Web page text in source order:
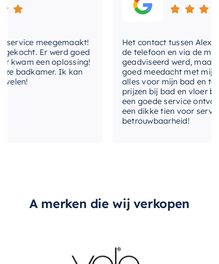
meegemaakt!
Er werd goed
een oplossing!
badkamer. Ik kan
Het contact tussen Alex en
de telefoon en via de mail,
geadviseerd werd, maar
goed meedacht met mij.
alles voor mijn bad en toilet
prijzen bij bad en vloer
een goede service
een dikke tien voor service,
betrouwbaarheid!
A merken die wij verkopen